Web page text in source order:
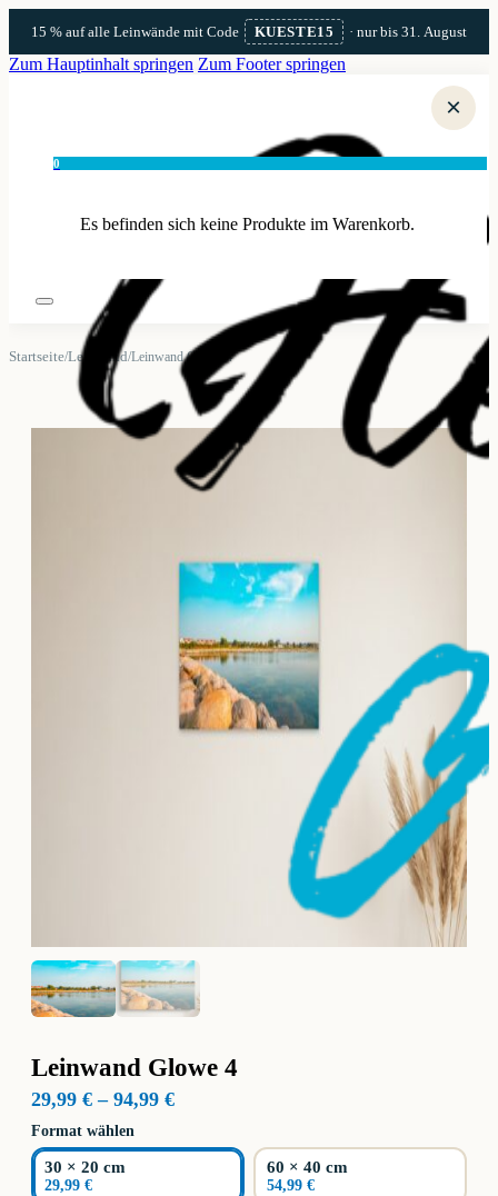
15 % auf alle Leinwände mit Code KUESTE15 · nur bis 31. August
Zum Hauptinhalt springen Zum Footer springen
0
Es befinden sich keine Produkte im Warenkorb.
×
Startseite/Leinwand/Leinwand Glowe 4
Leinwand Glowe 4
29,99 € – 94,99 €Preisspanne:
bis
Format wählen
30 × 20 cm
29,99 €
60 × 40 cm
54,99 €